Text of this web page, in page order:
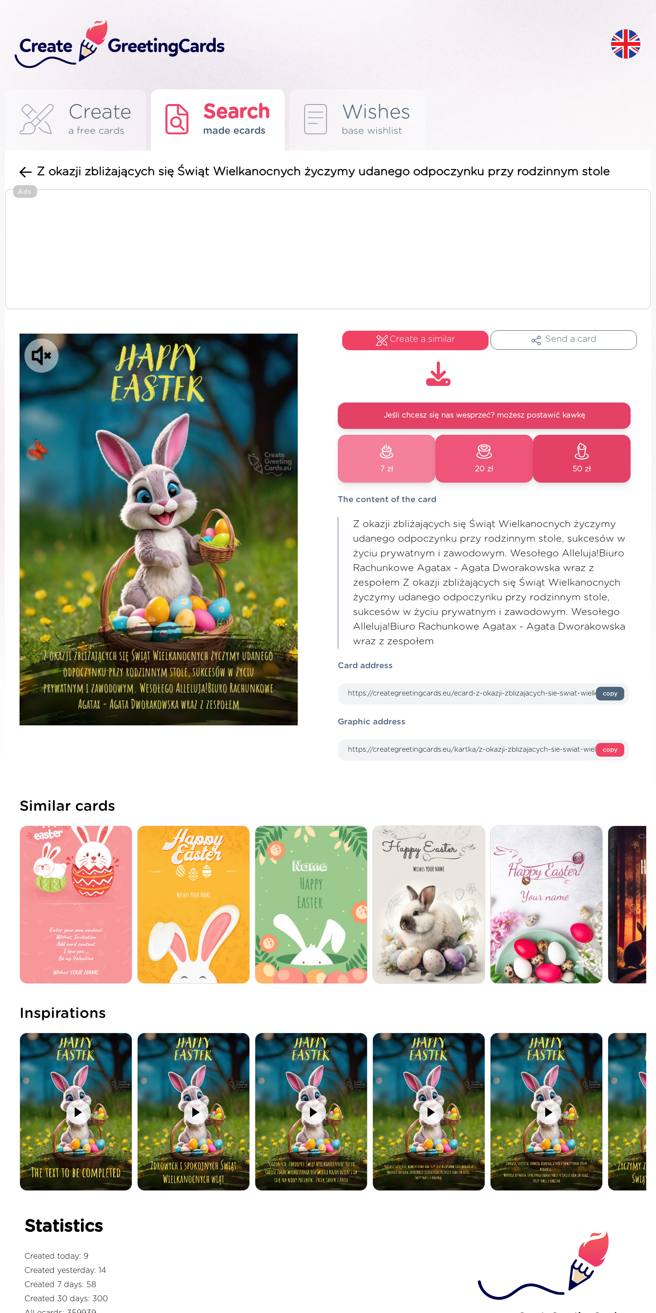
Create
a free cards
Search
made ecards
Wishes
base wishlist
Z okazji zbliżających się Świąt Wielkanocnych życzymy udanego odpoczynku przy rodzinnym stole
Ads
Create a similar Send a card
Jeśli chcesz się nas wesprzeć? możesz postawić kawkę
7 zł 20 zł 50 zł
The content of the card
Z okazji zbliżających się Świąt Wielkanocnych życzymy
udanego odpoczynku przy rodzinnym stole, sukcesów w
życiu prywatnym i zawodowym. Wesołego Alleluja!Biuro
Rachunkowe Agatax - Agata Dworakowska wraz z
zespołem Z okazji zbliżających się Świąt Wielkanocnych
życzymy udanego odpoczynku przy rodzinnym stole,
sukcesów w życiu prywatnym i zawodowym. Wesołego
Alleluja!Biuro Rachunkowe Agatax - Agata Dworakowska
wraz z zespołem
Card address
copy
Graphic address
copy
Similar cards
Inspirations
Statistics
Created today: 9
Created yesterday: 14
Created 7 days: 58
Created 30 days: 300